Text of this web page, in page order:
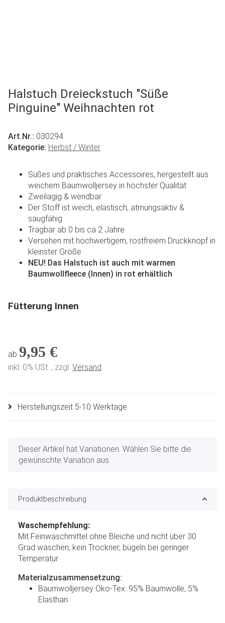
Halstuch Dreieckstuch "Süße
Pinguine" Weihnachten rot
Art.Nr.: 030294
Kategorie: Herbst / Winter
Süßes und praktisches Accessoires, hergestellt aus
weichem Baumwolljersey in höchster Qualität
Zweilagig & wendbar
Der Stoff ist weich, elastisch, atmungsaktiv &
saugfähig
Tragbar ab 0 bis ca 2 Jahre
Versehen mit hochwertigem, rostfreiem Druckknopf in
kleinster Größe
NEU! Das Halstuch ist auch mit warmen
Baumwollfleece (Innen) in rot erhältlich
Fütterung Innen
ab 9,95 €
inkl. 0% USt. , zzgl. Versand
: Herstellungszeit 5-10 Werktage
x
Dieser Artikel hat Variationen. Wählen Sie bitte die
gewünschte Variation aus.
Produktbeschreibung
Waschempfehlung:
Mit Feinwaschmittel ohne Bleiche und nicht über 30
Grad waschen, kein Trockner, bügeln bei geringer
Temperatur.
Materialzusammensetzung:
Baumwolljersey Öko-Tex: 95% Baumwolle, 5%
Elasthan